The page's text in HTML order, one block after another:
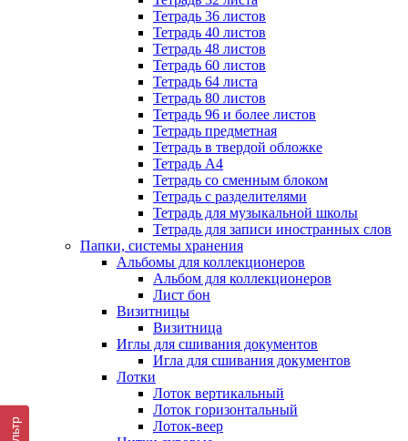
Тетрадь 36 листов
Тетрадь 40 листов
Тетрадь 48 листов
Тетрадь 60 листов
Тетрадь 64 листа
Тетрадь 80 листов
Тетрадь 96 и более листов
Тетрадь предметная
Тетрадь в твердой обложке
Тетрадь А4
Тетрадь со сменным блоком
Тетрадь с разделителями
Тетрадь для музыкальной школы
Тетрадь для записи иностранных слов
Папки, системы хранения
Альбомы для коллекционеров
Альбом для коллекционеров
Лист бон
Визитницы
Визитница
Иглы для сшивания документов
Игла для сшивания документов
Лотки
Лоток вертикальный
Лоток горизонтальный
Лоток-веер